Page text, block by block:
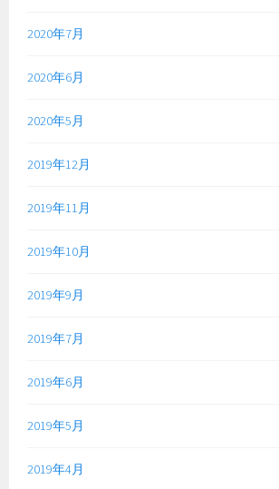
2020年7月
2020年6月
2020年5月
2019年12月
2019年11月
2019年10月
2019年9月
2019年7月
2019年6月
2019年5月
2019年4月